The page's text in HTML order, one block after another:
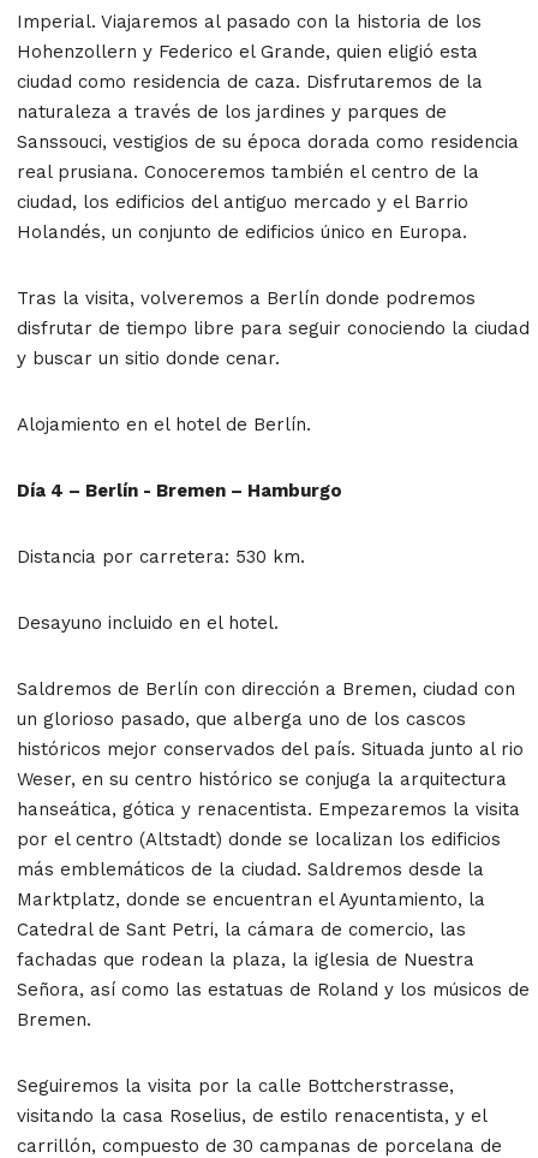
Imperial. Viajaremos al pasado con la historia de los
Hohenzollern y Federico el Grande, quien eligió esta
ciudad como residencia de caza. Disfrutaremos de la
naturaleza a través de los jardines y parques de
Sanssouci, vestigios de su época dorada como residencia
real prusiana. Conoceremos también el centro de la
ciudad, los edificios del antiguo mercado y el Barrio
Holandés, un conjunto de edificios único en Europa.
Tras la visita, volveremos a Berlín donde podremos
disfrutar de tiempo libre para seguir conociendo la ciudad
y buscar un sitio donde cenar.
Alojamiento en el hotel de Berlín.
Día 4 – Berlín - Bremen – Hamburgo
Distancia por carretera: 530 km.
Desayuno incluido en el hotel.
Saldremos de Berlín con dirección a Bremen, ciudad con
un glorioso pasado, que alberga uno de los cascos
históricos mejor conservados del país. Situada junto al rio
Weser, en su centro histórico se conjuga la arquitectura
hanseática, gótica y renacentista. Empezaremos la visita
por el centro (Altstadt) donde se localizan los edificios
más emblemáticos de la ciudad. Saldremos desde la
Marktplatz, donde se encuentran el Ayuntamiento, la
Catedral de Sant Petri, la cámara de comercio, las
fachadas que rodean la plaza, la iglesia de Nuestra
Señora, así como las estatuas de Roland y los músicos de
Bremen.
Seguiremos la visita por la calle Bottcherstrasse,
visitando la casa Roselius, de estilo renacentista, y el
carrillón, compuesto de 30 campanas de porcelana de